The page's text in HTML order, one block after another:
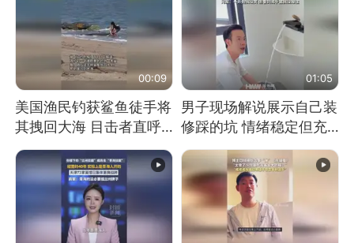
00:09
美国渔民钓获鲨鱼徒手将
其拽回大海 目击者直呼
震惊 （视频来源：参考
消息）
01:05
男子现场解说展示自己装
修踩的坑 情绪稳定但充
满无奈 每处都有精心设
计 但每处都有瑕疵 网
友：一开始我没笑 但看
到洗手盆我没绷住